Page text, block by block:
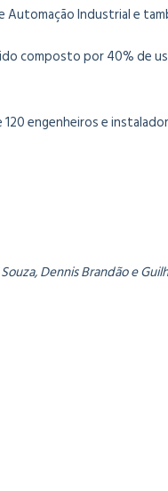
Industrial e
composto por 40% de
engenheiros e
Dennis Brandão e